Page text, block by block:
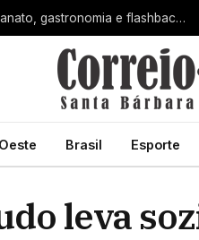
Dia dos Pais terá manhã especial com artesanato, gastronomia e flashback na Estação Cultural de Santa Bárbara
Brasil Esporte
leva